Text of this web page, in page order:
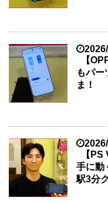
【
もパー
ま！
【
手に動
駅3分